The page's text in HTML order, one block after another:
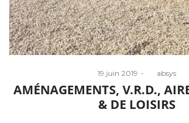
Posted
on
19 juin 2019 absys
AMÉNAGEMENTS, V.R.D.,
& DE LOISIRS